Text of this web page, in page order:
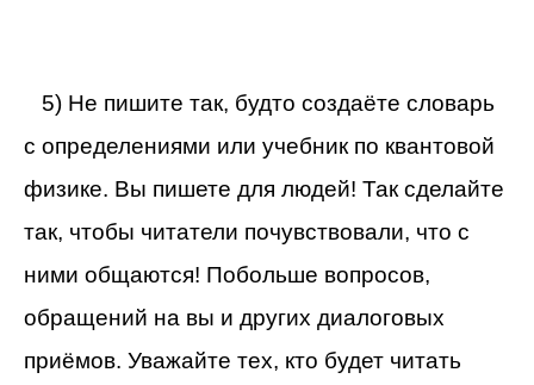
5) Не пишите так, будто создаёте словарь
с определениями или учебник по квантовой
физике. Вы пишете для людей! Так сделайте
так, чтобы читатели почувствовали, что с
ними общаются! Побольше вопросов,
обращений на вы и других диалоговых
приёмов. Уважайте тех, кто будет читать